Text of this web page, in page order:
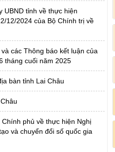
UBND tỉnh về thực hiện
12/2024 của Bộ Chính trị về
các Thông báo kết luận của
tháng cuối năm 2025
bàn tỉnh Lai Châu
phủ về thực hiện Nghị
và chuyển đổi số quốc gia